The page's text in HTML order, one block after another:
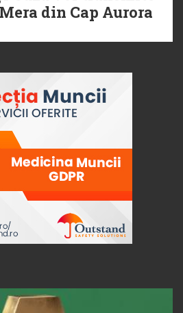
din Cap Aurora